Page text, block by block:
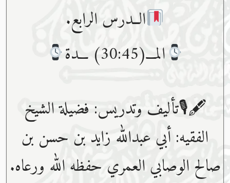
الــدرس الرابع.
المـــ(30:45) ـــدة
🖋🎙تأليف وتدريس: فضيلة الشيخ
الفقيه: أبي عبدﷲ زايد بن حسن بن
صالح الوصابي العمري حفظه ﷲ ورعاه.